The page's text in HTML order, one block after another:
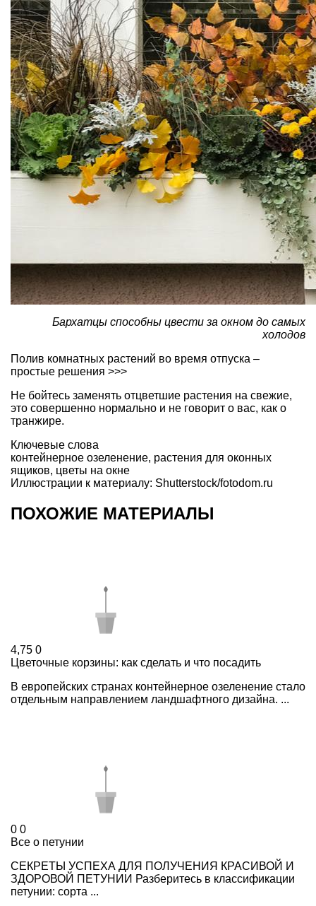
Бархатцы способны цвести за окном до самых
холодов
Полив комнатных растений во время отпуска –
простые решения >>>
Не бойтесь заменять отцветшие растения на свежие,
это совершенно нормально и не говорит о вас, как о
транжире.
Ключевые слова
контейнерное озеленение, растения для оконных
ящиков, цветы на окне
Иллюстрации к материалу: Shutterstock/fotodom.ru
ПОХОЖИЕ МАТЕРИАЛЫ
4,75 0
Цветочные корзины: как сделать и что посадить
В европейских странах контейнерное озеленение стало
отдельным направлением ландшафтного дизайна. ...
0 0
Все о петунии
СЕКРЕТЫ УСПЕХА ДЛЯ ПОЛУЧЕНИЯ КРАСИВОЙ И
ЗДОРОВОЙ ПЕТУНИИ Разберитесь в классификации
петунии: сорта ...